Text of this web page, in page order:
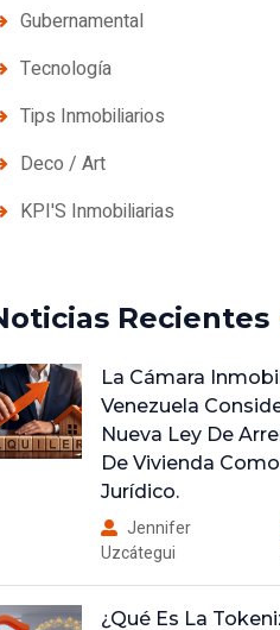
Gubernamental
Tecnología
Tips Inmobiliarios
Deco / Art
KPI'S Inmobiliarias
Recientes
La Cámara
Venezuela
Nueva Ley De
De Vivienda
Jurídico.
Jennifer
Uzcátegui
¿Qué Es La